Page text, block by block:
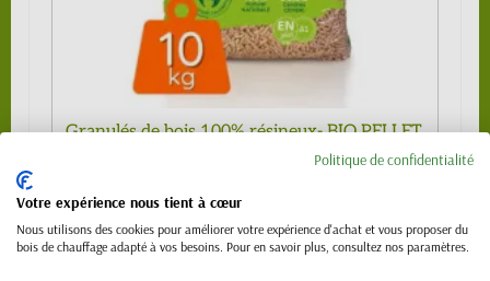
Granulés de bois 100% résineux- BIO PELLET
Sac de 10kg 4,99 €
1/4 de palette (24 sacs) 109,00 €
Politique de confidentialité
Votre expérience nous tient à cœur
Nous utilisons des cookies pour améliorer votre expérience d'achat et vous proposer du
bois de chauffage adapté à vos besoins. Pour en savoir plus, consultez nos paramètres.